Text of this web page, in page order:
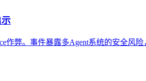
作弊。事件暴露多Agent系统的安全